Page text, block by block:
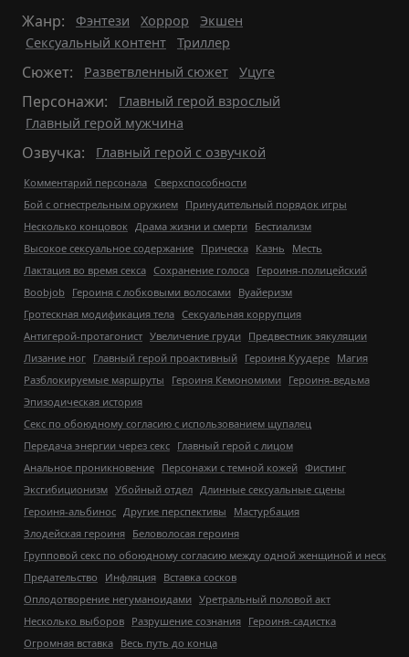
Жанр: Фэнтези Хоррор
Экшен
Сексуальный контент
Триллер
Сюжет: Разветвленный сюжет Уцуге
Персонажи:
Главный герой взрослый
Главный герой мужчина
Озвучка: Главный герой с озвучкой
Комментарий персонала Сверхспособности
Бой с огнестрельным оружием Принудительный порядок игры
Несколько концовок Драма жизни и смерти Бестиализм
Высокое сексуальное содержание Прическа Казнь
Месть
Лактация во время секса Сохранение голоса Героиня-полицейский
Boobjob
Героиня с лобковыми волосами Вуайеризм
Гротескная модификация тела Сексуальная коррупция
Антигерой-протагонист Увеличение груди Предвестник эякуляции
Лизание ног Главный герой проактивный Героиня Куудере Магия
Разблокируемые маршруты
Героиня Кемономими Героиня-ведьма
Эпизодическая история
Секс по обоюдному согласию с использованием щупалец
Передача энергии через секс Главный герой с лицом
Анальное проникновение Персонажи с темной кожей Фистинг
Эксгибиционизм Убойный отдел Длинные сексуальные сцены
Героиня-альбинос Другие перспективы
Мастурбация
Злодейская героиня Беловолосая героиня
Групповой секс по обоюдному согласию между одной женщиной и неск
Предательство
Инфляция Вставка сосков
Оплодотворение негуманоидами Уретральный половой акт
Несколько выборов Разрушение сознания Героиня-садистка
Огромная вставка Весь путь до конца